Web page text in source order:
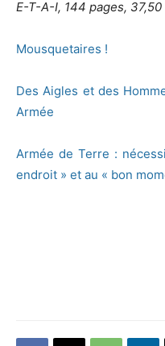
E-T-A-I, 144 pages, 37,50
Mousquetaires !
Des Aigles et des
Armée
Armée de Terre :
endroit » et au « bon